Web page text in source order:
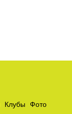
Клубы
Фото